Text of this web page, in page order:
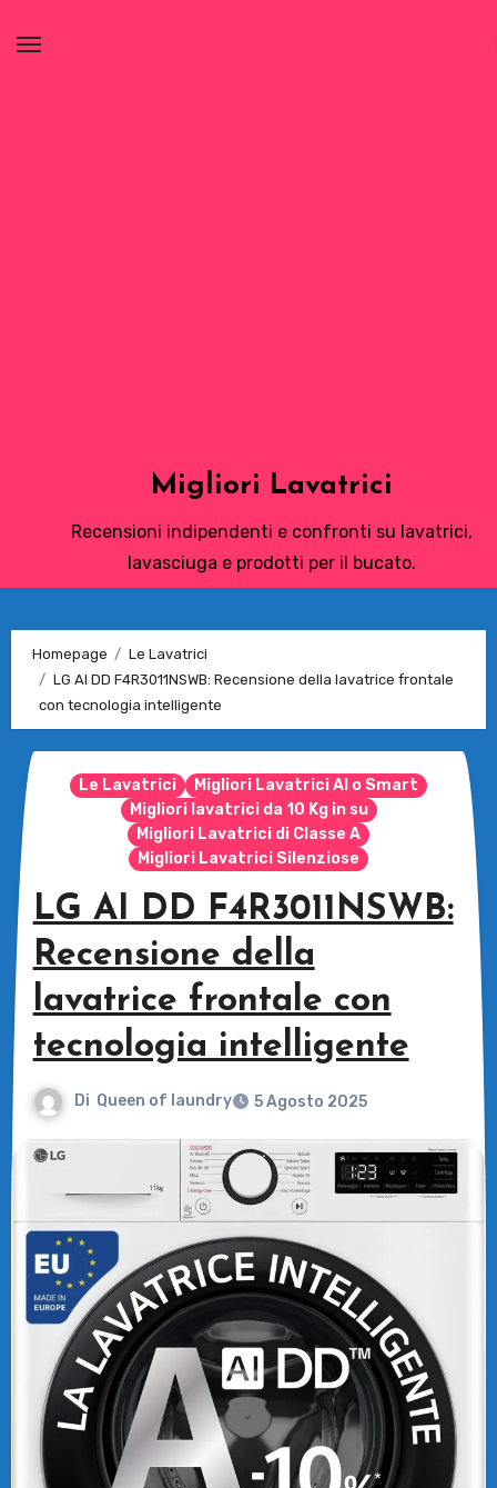
Migliori Lavatrici
Recensioni indipendenti e confronti su lavatrici,
lavasciuga e prodotti per il bucato.
Homepage
Le Lavatrici
LG AI DD F4R3011NSWB: Recensione della lavatrice frontale
con tecnologia intelligente
Le Lavatrici
Migliori Lavatrici AI o Smart
Migliori lavatrici da 10 Kg in su
Migliori Lavatrici di Classe A
Migliori Lavatrici Silenziose
LG AI DD F4R3011NSWB:
Recensione della
lavatrice frontale con
tecnologia intelligente
Di Queen of laundry 5 Agosto 2025